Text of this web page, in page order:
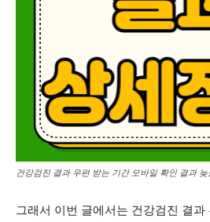
건강검진 결과 우편 받는 기간 모바일 확인 결과
그래서 이번 글에서는 건강검진 결과